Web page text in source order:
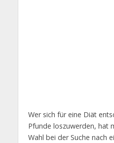
Wer sich für eine Diät
Pfunde loszuwerden, hat
Wahl bei der Suche nach